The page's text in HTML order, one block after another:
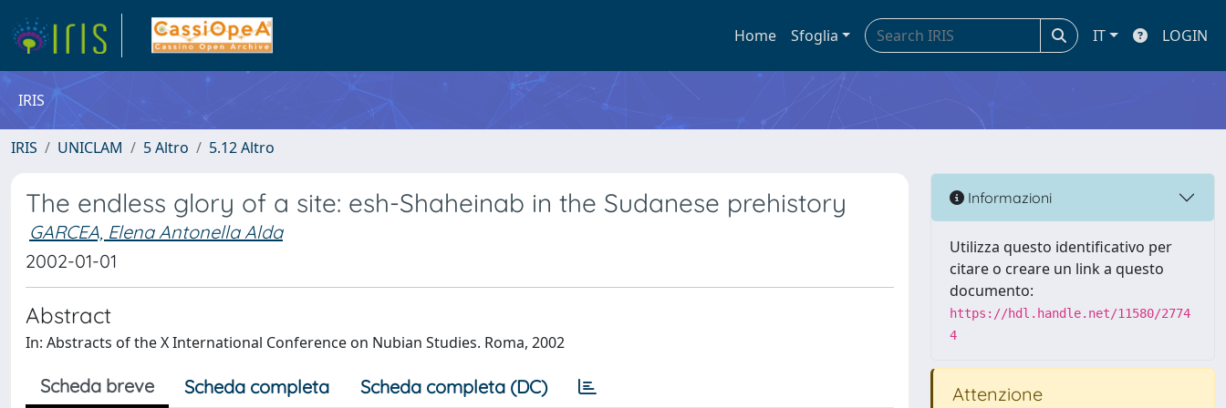
Home Sfoglia IT LOGIN
IRIS
IRIS UNICLAM 5 Altro 5.12 Altro
The endless glory of a site: esh-Shaheinab in the Sudanese prehistory
GARCEA, Elena Antonella Alda
2002-01-01
Abstract
In: Abstracts of the X International Conference on Nubian Studies. Roma, 2002
Scheda breve Scheda completa Scheda completa (DC)
Informazioni
Utilizza questo identificativo per
citare o creare un link a questo
documento:
https://hdl.handle.net/11580/2774
4
Attenzione